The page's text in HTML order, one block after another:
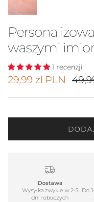
waszymi
1 recenzji
Cena promocyjna
29,99 zl PLN
Dostawa
Wysyłka zwykle w 2-5
dni roboczych
Do